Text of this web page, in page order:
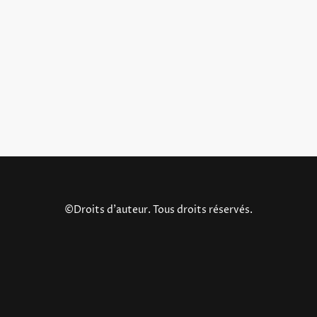
©Droits d'auteur. Tous droits réservés.